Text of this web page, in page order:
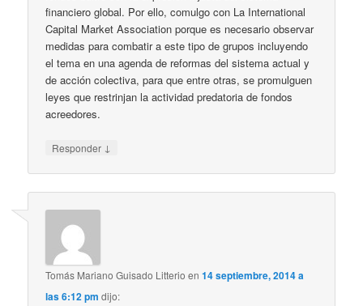
financiero global. Por ello, comulgo con La International
Capital Market Association porque es necesario observar
medidas para combatir a este tipo de grupos incluyendo
el tema en una agenda de reformas del sistema actual y
de acción colectiva, para que entre otras, se promulguen
leyes que restrinjan la actividad predatoria de fondos
acreedores.
Responder ↓
Tomás Mariano Guisado Litterio en14 septiembre, 2014 a
las 6:12 pm dijo: